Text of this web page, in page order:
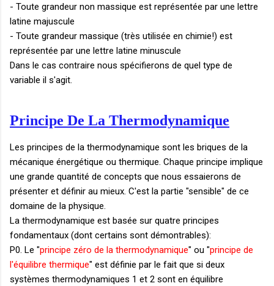
- Toute grandeur non massique est représentée par une lettre
latine majuscule
- Toute grandeur massique (très utilisée en chimie!) est
représentée par une lettre latine minuscule
Dans le cas contraire nous spécifierons de quel type de
variable il s'agit.
Principe De La Thermodynamique
Les principes de la thermodynamique sont les briques de la
mécanique énergétique ou thermique. Chaque principe implique
une grande quantité de concepts que nous essaierons de
présenter et définir au mieux. C'est la partie "sensible" de ce
domaine de la physique.
La thermodynamique est basée sur quatre principes
fondamentaux (dont certains sont démontrables):
P0. Le "principe zéro de la thermodynamique" ou "principe de
l'équilibre thermique" est définie par le fait que si deux
systèmes thermodynamiques 1 et 2 sont en équilibre